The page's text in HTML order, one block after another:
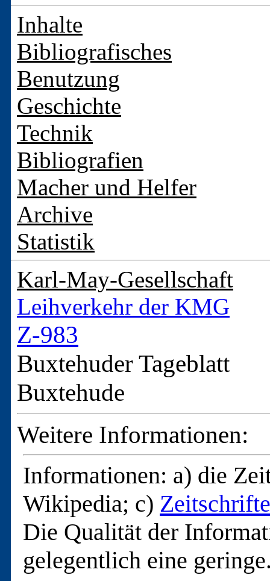
Inhalte
Bibliografisches
Benutzung
Geschichte
Technik
Bibliografien
Macher und Helfer
Archive
Statistik
Karl-May-Gesellschaft
Leihverkehr der KMG
Z-983
Buxtehuder Tageblatt
Buxtehude
Weitere Informationen:
Informationen: a) die
Wikipedia; c)
Die Qualität der
gelegentlich eine